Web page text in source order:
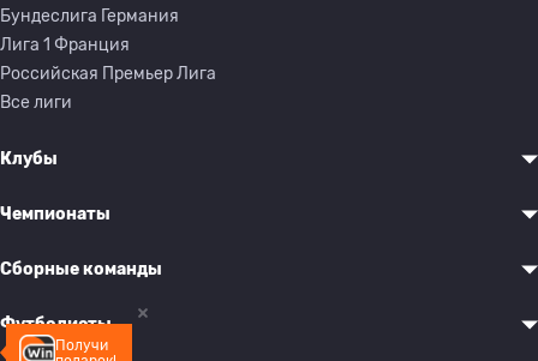
Получи
Бундеслига Германия
Лига 1 Франция
Российская Премьер Лига
Все лиги
Клубы
Чемпионаты
Сборные команды
Футболисты